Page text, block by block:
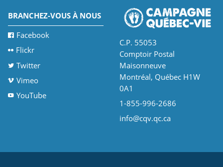
BRANCHEZ-VOUS À NOUS
Facebook
Flickr
Twitter
Vimeo
YouTube
C.P. 55053
Comptoir Postal
Maisonneuve
Montréal, Québec H1W
0A1
1-855-996-2686
info@cqv.qc.ca